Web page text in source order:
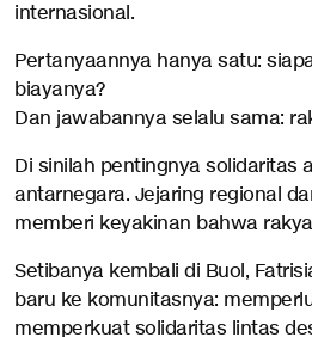
internasional.
Pertanyaannya hanya satu:
biayanya?
Dan jawabannya selalu sama:
Di sinilah pentingnya solidaritas
antarnegara. Jejaring regional
memberi keyakinan bahwa
Setibanya kembali di Buol,
baru ke komunitasnya:
memperkuat solidaritas lintas